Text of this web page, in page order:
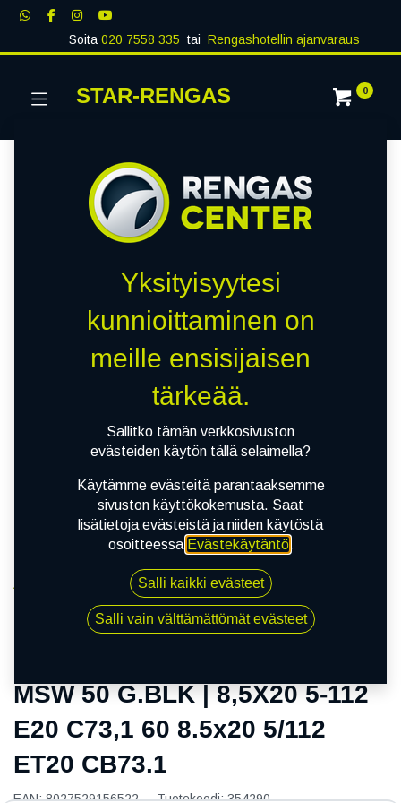
Soita020 7558 335 tai Rengashotellin ajanvaraus
STAR-RENGAS 0
MSW 50 G.BLK | 8,5X20 5-112 E20 C73,1 60 8.5x20
5/112 ET20 CB73.1
MSW 50 G.BLK | 8,5X20 5-112
E20 C73,1 60 8.5x20 5/112
ET20 CB73.1
EAN:8027529156522 Tuotekoodi:354290
Yksityisyytesi
kunnioittaminen on
meille ensisijaisen
tärkeää.
Sallitko tämän verkkosivuston
evästeiden käytön tällä selaimella?
Käytämme evästeitä parantaaksemme
sivuston käyttökokemusta. Saat
lisätietoja evästeistä ja niiden käytöstä
osoitteessa Evästekäytäntö.
Salli kaikki evästeet
Salli vain välttämättömät evästeet